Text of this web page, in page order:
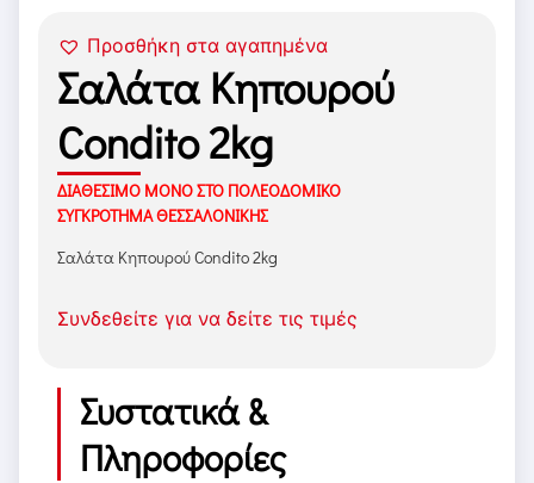
Προσθήκη στα αγαπημένα
Σαλάτα Κηπουρού
Condito 2kg
ΔΙΑΘΕΣΙΜΟ ΜΟΝΟ ΣΤΟ ΠΟΛΕΟΔΟΜΙΚΟ
ΣΥΓΚΡΟΤΗΜΑ ΘΕΣΣΑΛΟΝΙΚΗΣ
Σαλάτα Κηπουρού Condito 2kg
Συνδεθείτε για να δείτε τις τιμές
Συστατικά &
Πληροφορίες